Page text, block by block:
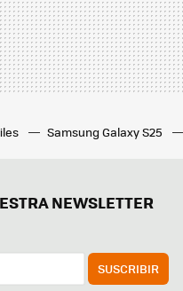
Samsung Galaxy S25
NEWSLETTER
SUSCRIBIR